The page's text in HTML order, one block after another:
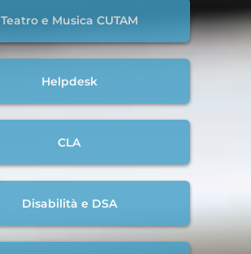
Teatro e Musica CUTAM
Helpdesk
CLA
Disabilità e DSA